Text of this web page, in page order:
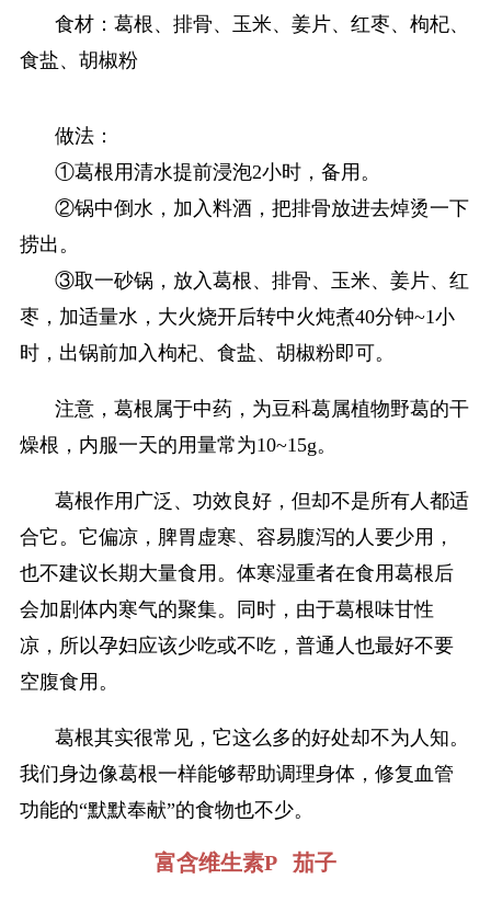
食材：葛根、排骨、玉米、姜片、红枣、枸杞、
食盐、胡椒粉
做法：
①葛根用清水提前浸泡2小时，备用。
②锅中倒水，加入料酒，把排骨放进去焯烫一下
捞出。
③取一砂锅，放入葛根、排骨、玉米、姜片、红
枣，加适量水，大火烧开后转中火炖煮40分钟~1小
时，出锅前加入枸杞、食盐、胡椒粉即可。
注意，葛根属于中药，为豆科葛属植物野葛的干
燥根，内服一天的用量常为10~15g。
葛根作用广泛、功效良好，但却不是所有人都适
合它。它偏凉，脾胃虚寒、容易腹泻的人要少用，
也不建议长期大量食用。体寒湿重者在食用葛根后
会加剧体内寒气的聚集。同时，由于葛根味甘性
凉，所以孕妇应该少吃或不吃，普通人也最好不要
空腹食用。
葛根其实很常见，它这么多的好处却不为人知。
我们身边像葛根一样能够帮助调理身体，修复血管
功能的“默默奉献”的食物也不少。
富含维生素P 茄子